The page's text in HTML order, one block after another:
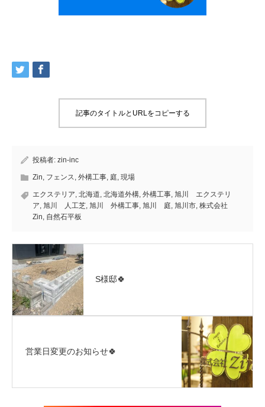
記事のタイトルとURLをコピーする
投稿者: zin-inc
Zin, フェンス, 外構工事, 庭, 現場
エクステリア, 北海道, 北海道外構, 外構工事, 旭川 エクステリ
ア, 旭川 人工芝, 旭川 外構工事, 旭川 庭, 旭川市, 株式会社
Zin, 自然石平板
S様邸🍀
営業日変更のお知らせ🍀